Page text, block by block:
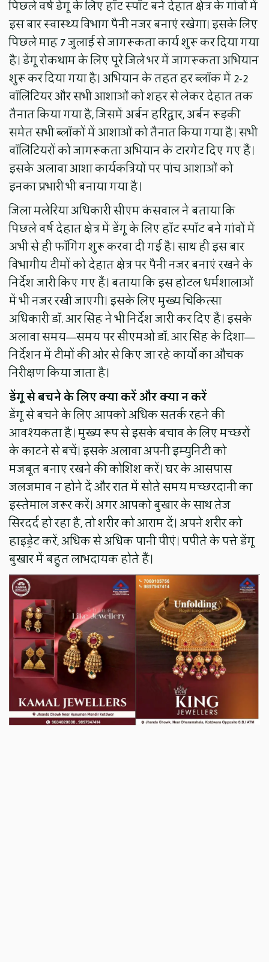
पिछले वर्ष डेंगू के लिए हॉट स्पॉट बने देहात क्षेत्र के गांवों में
इस बार स्वास्थ्य विभाग पैनी नजर बनाएं रखेगा। इसके लिए
पिछले माह 7 जुलाई से जागरूकता कार्य शुरू कर दिया गया
है। डेंगू रोकथाम के लिए पूरे जिले भर में जागरूकता अभियान
शुरू कर दिया गया है। अभियान के तहत हर ब्लॉक में 2-2
वॉलिंटियर और सभी आशाओं को शहर से लेकर देहात तक
तैनात किया गया है, जिसमें अर्बन हरिद्वार, अर्बन रूड़की
समेत सभी ब्लॉकों में आशाओं को तैनात किया गया है। सभी
वॉलिंटियरों को जागरूकता अभियान के टारगेट दिए गए हैं।
इसके अलावा आशा कार्यकत्रियों पर पांच आशाओं को
इनका प्रभारी भी बनाया गया है।
जिला मलेरिया अधिकारी सीएम कंसवाल ने बताया कि
पिछले वर्ष देहात क्षेत्र में डेंगू के लिए हॉट स्पॉट बने गांवों में
अभी से ही फॉगिंग शुरू करवा दी गई है। साथ ही इस बार
विभागीय टीमों को देहात क्षेत्र पर पैनी नजर बनाएं रखने के
निर्देश जारी किए गए हैं। बताया कि इस होटल धर्मशालाओं
में भी नजर रखी जाएगी। इसके लिए मुख्य चिकित्सा
अधिकारी डॉ. आर सिंह ने भी निर्देश जारी कर दिए हैं। इसके
अलावा समय—समय पर सीएमओ डॉ. आर सिंह के दिशा—
निर्देशन में टीमों की ओर से किए जा रहे कार्यों का औचक
निरीक्षण किया जाता है।
डेंगू से बचने के लिए क्या करें और क्या न करें
डेंगू से बचने के लिए आपको अधिक सतर्क रहने की
आवश्यकता है। मुख्य रूप से इसके बचाव के लिए मच्छरों
के काटने से बचें। इसके अलावा अपनी इम्युनिटी को
मजबूत बनाए रखने की कोशिश करें। घर के आसपास
जलजमाव न होने दें और रात में सोते समय मच्छरदानी का
इस्तेमाल जरूर करें। अगर आपको बुखार के साथ तेज
सिरदर्द हो रहा है, तो शरीर को आराम दें। अपने शरीर को
हाइड्रेट करें, अधिक से अधिक पानी पीएं। पपीते के पत्ते डेंगू
बुखार में बहुत लाभदायक होते हैं।